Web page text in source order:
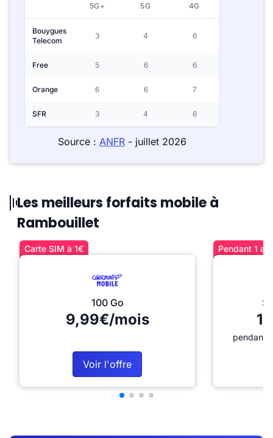
5G+ 5G 4G
Bouygues
Telecom
3 4 6
Free 5 6 6
Orange 6 6 7
SFR 3 4 6
Source : ANFR- juillet 2026
Les meilleurs forfaits mobile à
Rambouillet
Carte SIM à 1€
100 Go
9,99€/mois
Voir l'offre
Pendant 1
pendant